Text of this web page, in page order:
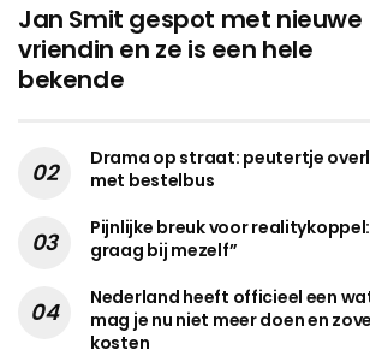
Jan Smit gespot met nieuwe
vriendin en ze is een hele
bekende
Drama op straat: peutertje
met bestelbus
Pijnlijke breuk voor realitykoppel:
graag bij mezelf”
Nederland heeft officieel een
mag je nu niet meer doen en
kosten